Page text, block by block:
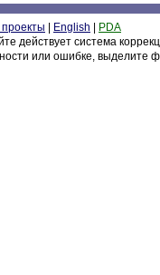
English
PDA
действует система
или ошибке, выделите